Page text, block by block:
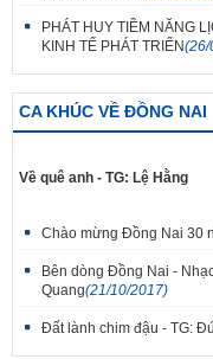
PHÁT HUY TIỀM NĂNG
KINH TẾ PHÁT TRIỂN(26/
CA KHÚC VỀ ĐỒNG NAI
Về quê anh - TG: Lệ Hằng
Chào mừng Đồng Nai 30
Bên dòng Đồng Nai -
Quang(21/10/2017)
Đất lành chim đậu - TG: